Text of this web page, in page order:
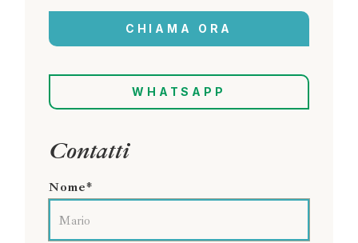
CHIAMA ORA
WHATSAPP
Contatti
Nome*